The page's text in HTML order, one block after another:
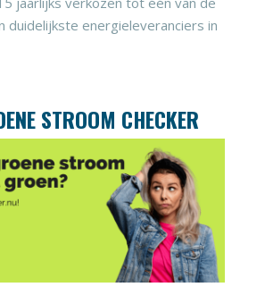
duidelijkste energieleveranciers in
STROOM CHECKER